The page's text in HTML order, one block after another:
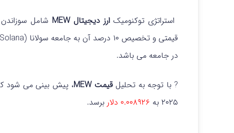
استراتژی توکنومیک ارز دیجیتال MEW
در جامعه می باشد.
? با توجه به تحلیلقیمت MEW
۲۰۲۵ به
۰.۰۰۸۹۲۶ دلار برسد.